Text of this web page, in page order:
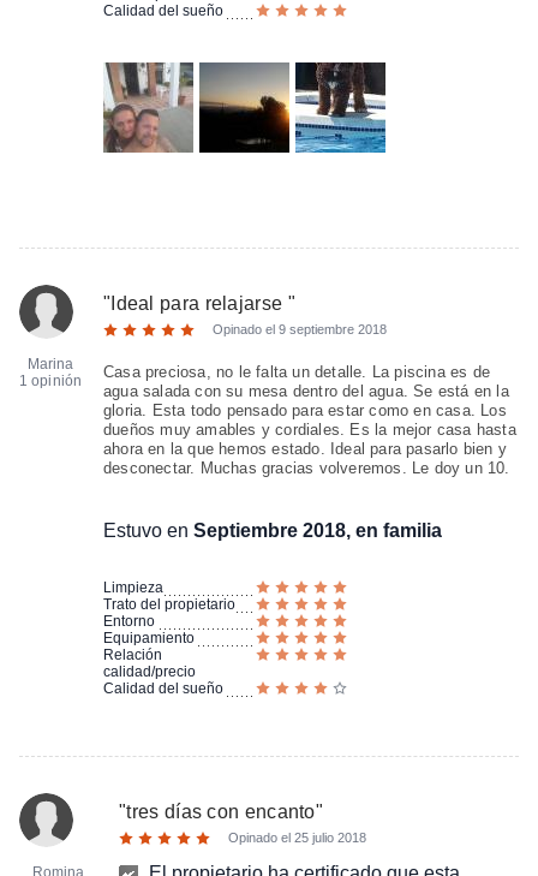
Calidad del sueño
Marina
1 opinión
" Ideal para relajarse "
Opinado el 9 septiembre 2018
Casa preciosa, no le falta un detalle. La piscina es de
agua salada con su mesa dentro del agua. Se está en la
gloria. Esta todo pensado para estar como en casa. Los
dueños muy amables y cordiales. Es la mejor casa hasta
ahora en la que hemos estado. Ideal para pasarlo bien y
desconectar. Muchas gracias volveremos. Le doy un 10.
Estuvo en Septiembre 2018, en familia
Limpieza
Trato del propietario
Entorno
Equipamiento
Relación
calidad/precio
Calidad del sueño
Romina
"tres días con encanto"
Opinado el25 julio 2018